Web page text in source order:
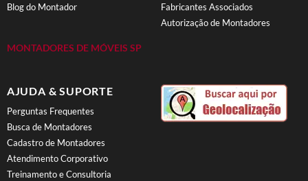
Blog do Montador
MONTADORES DE MÓVEIS SP
Fabricantes Associados
Autorização de Montadores
AJUDA & SUPORTE
Perguntas Frequentes
Busca de Montadores
Cadastro de Montadores
Atendimento Corporativo
Treinamento e Consultoria